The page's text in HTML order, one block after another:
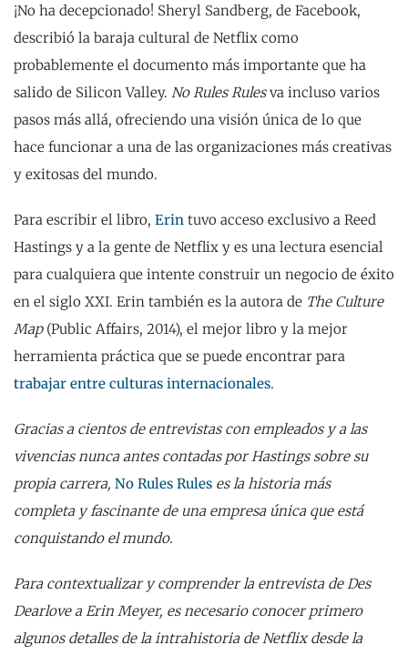
¡No ha decepcionado! Sheryl Sandberg, de Facebook,
describió la baraja cultural de Netflix como
probablemente el documento más importante que ha
salido de Silicon Valley. No Rules Rulesva incluso varios
pasos más allá, ofreciendo una visión única de lo que
hace funcionar a una de las organizaciones más creativas
y exitosas del mundo.
Para escribir el libro, Erin tuvo acceso exclusivo a Reed
Hastings y a la gente de Netflix y es una lectura esencial
para cualquiera que intente construir un negocio de éxito
en el siglo XXI. Erin también es la autora de The Culture
Map(Public Affairs, 2014), el mejor libro y la mejor
herramienta práctica que se puede encontrar para
trabajar entre culturas internacionales.
Gracias a cientos de entrevistas con empleados y a las
vivencias nunca antes contadas por Hastings sobre su
propia carrera, No Rules Rules es la historia más
completa y fascinante de una empresa única que está
conquistando el mundo.
Para contextualizar y comprender la entrevista de Des
Dearlove a Erin Meyer, es necesario conocer primero
algunos detalles de la intrahistoria de Netflix desde la